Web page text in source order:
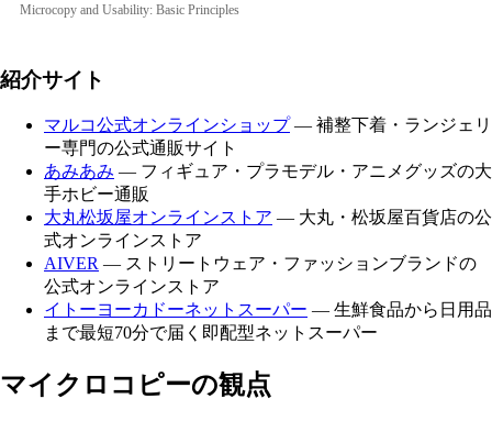
Microcopy and Usability: Basic Principles
紹介サイト
マルコ公式オンラインショップ— 補整下着・ランジェリ
ー専門の公式通販サイト
あみあみ — フィギュア・プラモデル・アニメグッズの大
手ホビー通販
大丸松坂屋オンラインストア — 大丸・松坂屋百貨店の公
式オンラインストア
AIVER — ストリートウェア・ファッションブランドの
公式オンラインストア
イトーヨーカドーネットスーパー — 生鮮食品から日用品
まで最短70分で届く即配型ネットスーパー
マイクロコピーの観点